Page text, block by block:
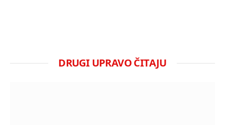
DRUGI UPRAVO ČITAJU